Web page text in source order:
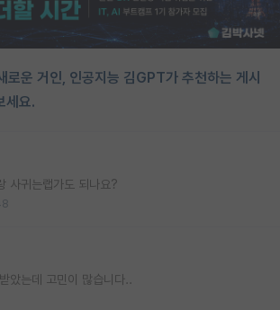
로운 거인, 인공지능 김GPT가 추천하는 게시
세요.
사귀는랩가도 되나요?
았는데 고민이 많습니다..